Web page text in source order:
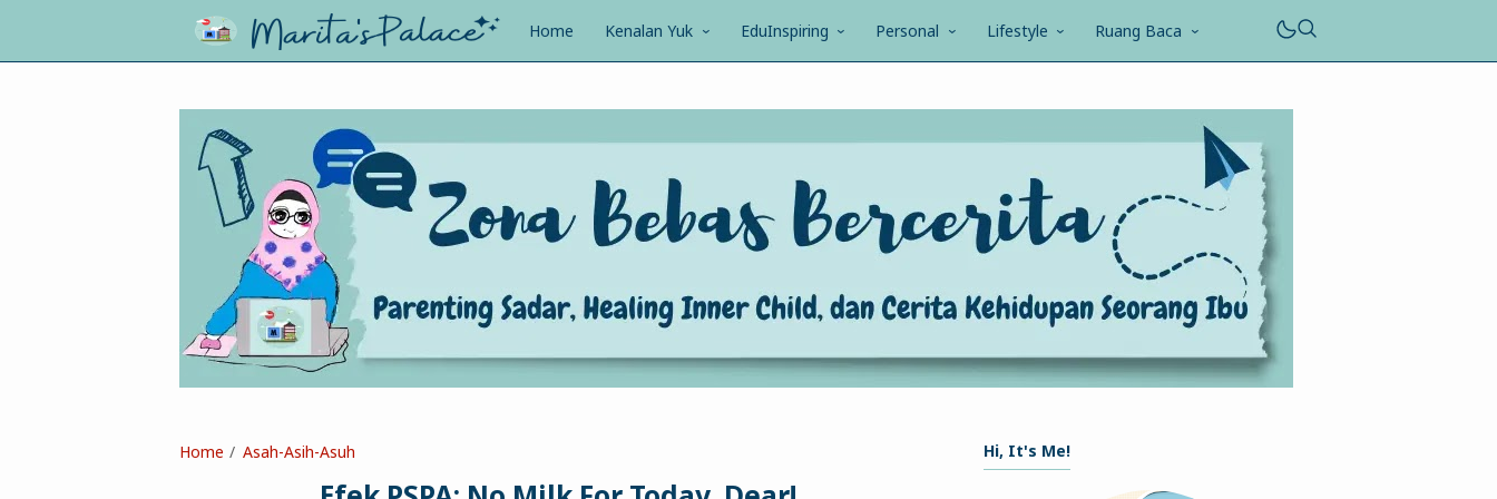
Home Kenalan Yuk EduInspiring Personal Lifestyle Ruang Baca
Home Asah-Asih-Asuh Hi, It's Me!